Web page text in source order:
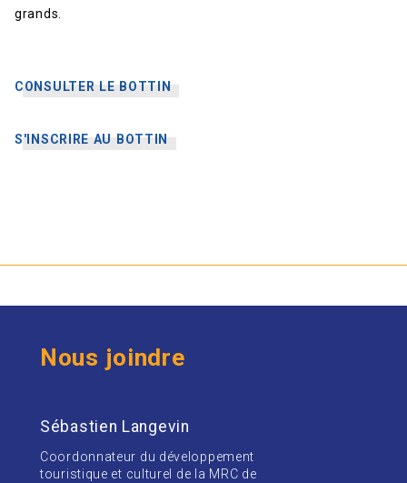
grands.
CONSULTER LE BOTTIN
S'INSCRIRE AU BOTTIN
Nous joindre
Sébastien Langevin
Coordonnateur du développement
touristique et culturel de la MRC de